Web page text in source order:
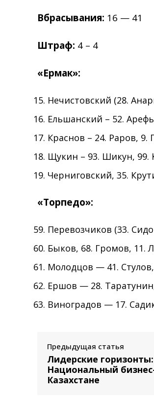
Вбрасывания: 16 — 41
Штраф: 4 – 4
«Ермак»:
Нечистовский (28.
Ельшанский – 52.
Краснов – 24. Раров,
Щукин – 93. Шикун, 99.
Черниговский, 35.
«Торпедо»:
Перевозчиков (33.
Быков, 68. Громов, 11.
Молодцов — 41.
Ершов — 28.
Виноградов — 17.
Предыдущая статья
Лидерские горизонты:
Национальный
Казахстане